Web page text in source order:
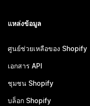
แหล่งข้อมูล
ศูนย์ช่วยเหลือของ Shopify
เอกสาร API
ชุมชน Shopify
บล็อก Shopify